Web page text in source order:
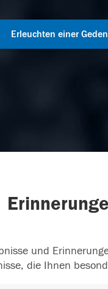
Erleuchten einer
und
die Ihnen